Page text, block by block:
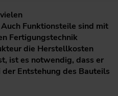
Funktionsteile sind mit
Fertigungstechnik
die Herstellkosten
ist es notwendig, dass er
Entstehung des Bauteils